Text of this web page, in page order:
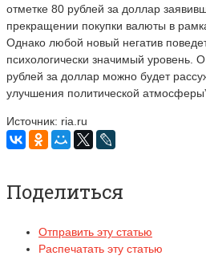
отметке 80 рублей за доллар
прекращении покупки валюты в
Однако любой новый негатив
психологически значимый уровень.
рублей за доллар можно будет
улучшения политической
Источник: ria.ru
Поделиться
Отправить эту статью
Распечатать эту статью